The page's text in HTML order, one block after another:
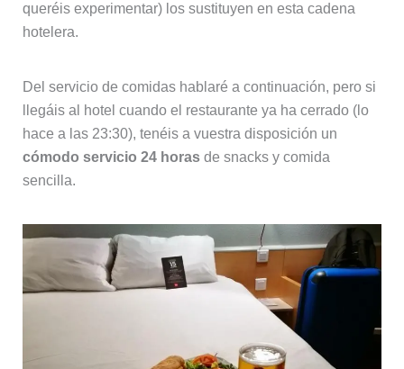
queréis experimentar) los sustituyen en esta cadena
hotelera.
Del servicio de comidas hablaré a continuación, pero si
llegáis al hotel cuando el restaurante ya ha cerrado (lo
hace a las 23:30), tenéis a vuestra disposición un
cómodo servicio 24 horasde snacks y comida
sencilla.